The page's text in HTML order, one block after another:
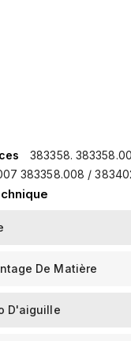
383358.
383358.008 /
De Matière
D'aiguille